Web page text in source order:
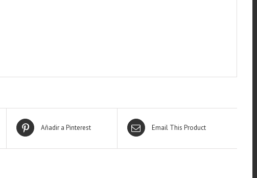
Añadir a Pinterest Email This Product